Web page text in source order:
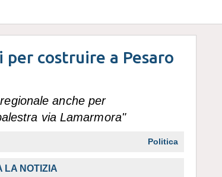
per costruire a Pesaro
anche per
via Lamarmora"
Politica
LA NOTIZIA